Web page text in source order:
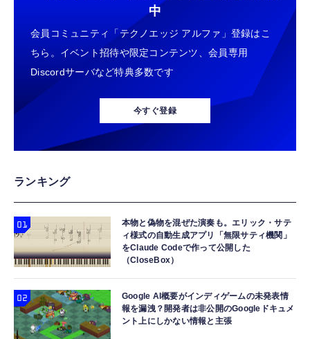
中
会員コミュニティ「テクノエッジ アルファ」登録はこ
ちら。イベント招待や限定コンテンツ、会員専用
Discordサーバなど特典多数です
今すぐ登録
ランキング
本物と偽物を混ぜた演奏も。エリック・サテ
ィ様式の自動生成アプリ「無限サティ機関」
をClaude Codeで作って公開した
（CloseBox）
Google AI概要がインディゲームの未発表情
報を漏洩？開発者は非公開のGoogleドキュメ
ント上にしかない情報と主張